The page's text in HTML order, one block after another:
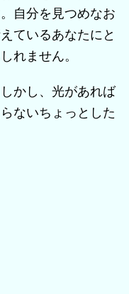
自分を見つめなお
ているあなたにと
れません。
かし、光があれば
ないちょっとした